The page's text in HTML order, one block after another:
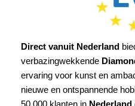
Direct vanuit Nederland
verbazingwekkende
ervaring voor kunst en
nieuwe en ontspannende
50.000 klanten in Nederland